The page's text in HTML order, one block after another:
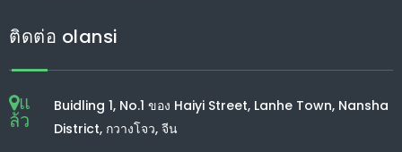
ติดต่อ olansi
แ
ล้ว
Buidling 1, No.1 ของ Haiyi Street, Lanhe Town, Nansha
District, กวางโจว, จีน